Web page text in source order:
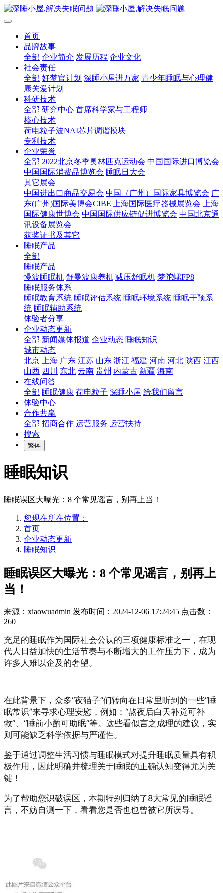
首页
品牌故事
全部 企业简介 发展历程 企业文化
社会责任
全部 好梦官计划 深睡小屋进万家 青少年睡眠与心理健
康关爱计划
科研技术
全部 研究中心 首席科学家与工程师
核心技术
荷电粒子波NAI芯片调谐模块
专利技术
企业荣誉
全部 2022北京冬季奥林匹克运动会 中国国际进口博览会
中国国际消费品博览会 睡眠日大会
其它展会
中国进出口商品交易会 中国（广州）国际家具博览会 广
东(广州)国际美博会CIBE
上海国际医疗器械展览会
上海
国际健康世博会 中国国际供应链促进博览会 中国北京通
讯设备展览会
获奖证书及其它
睡眠产品
全部
睡眠产品
慢波睡眠机 舒曼波康养机 减压舒眠机 梦陀螺FP8
睡眠服务体系
睡眠教育系统 睡眠评估系统 睡眠环境系统 睡眠干预系
统 睡眠辅助系统
体验者分享
企业动态更新
全部 新闻媒体报道 企业动态 睡眠知识
城市动态
北京
上海 广东 江苏 山东 浙江 福建 河南 河北 陕西 江西
山西 四川 东北 云南 贵州 内蒙古 新疆 海南
在线问答
全部 睡眠健康 荷电粒子 深睡小屋 给我们留言
体验中心
合作共赢
全部 招商合作 运营服务 运营扶持
搜索
繁体
睡眠知识
睡眠误区大曝光：8 个常见谣言，别再上当！
您现在所在位置：
首页
企业动态更新
睡眠知识
睡眠误区大曝光：8 个常见谣言，别再上
当！
来源：xiaowuadmin 发布时间：2024-12-06 17:24:45 点击数：
260
充足的睡眠作为国际社会公认的三项健康标准之一，在现
代人日益加快的生活节奏与不断增大的工作压力下，成为
许多人难以企及的奢望。
在此背景下，众多“夜猫子”们转向在日常里听到的一些“睡
眠常识”来寻求心理安慰，例如：“熬夜后白天补觉可补
救”、“睡前小酌可助眠”等。这些看似言之成理的建议，实
则可能缺乏科学依据与严谨性。
鉴于通过调整生活习惯与睡眠模式对提升睡眠质量具有积
极作用，因此明确并梳理关于睡眠的正确认知变得尤为关
键！
为了帮助您识破误区，本期特别归纳了8大常见的睡眠谣
言，不妨自测一下，看看您是否也也曾被它所误导。